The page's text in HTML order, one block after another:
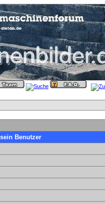
Benutzer